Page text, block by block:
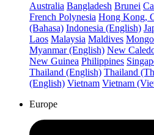
Australia Bangladesh Brunei
French Polynesia Hong Kong,
(Bahasa) Indonesia (English)
Laos Malaysia Maldives
Myanmar (English) New
New Guinea Philippines
Thailand (English) Thailand
(English) Vietnam Vietnam
Europe